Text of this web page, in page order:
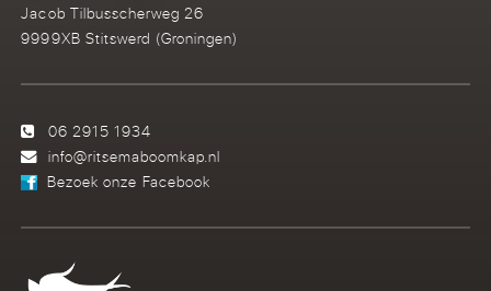
Jacob Tilbusscherweg 26
9999XB Stitswerd (Groningen)
06 2915 1934
info@ritsemaboomkap.nl
Bezoek onze Facebook